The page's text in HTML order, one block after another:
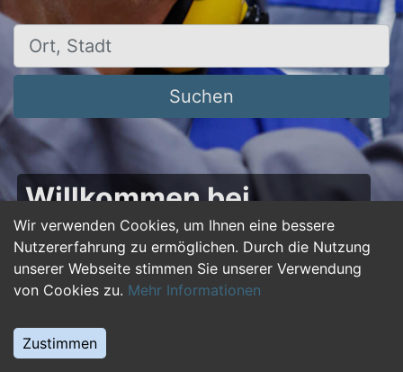
Wir verwenden Cookies, um Ihnen eine bessere
Nutzererfahrung zu ermöglichen. Durch die Nutzung
unserer Webseite stimmen Sie unserer Verwendung
von Cookies zu. Mehr Informationen
Zustimmen
Ort, Stadt
Suchen
Willkommen bei
50plus-jobs.de – Dein
Portal für Jobs ab 50!
Du bist über 50 und suchst nach einer neuen
beruflichen Herausforderung oder einem
Jobwechsel? Auf